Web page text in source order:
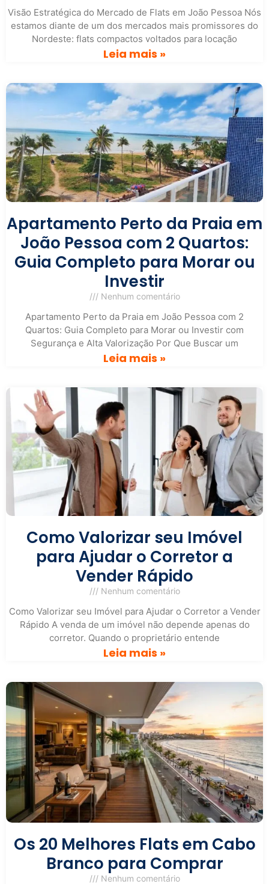
Visão Estratégica do Mercado de Flats em João Pessoa Nós
estamos diante de um dos mercados mais promissores do
Nordeste: flats compactos voltados para locação
Leia mais »
Apartamento Perto da Praia em
João Pessoa com 2 Quartos:
Guia Completo para Morar ou
Investir
Nenhum comentário
Apartamento Perto da Praia em João Pessoa com 2
Quartos: Guia Completo para Morar ou Investir com
Segurança e Alta Valorização Por Que Buscar um
Leia mais »
Como Valorizar seu Imóvel
para Ajudar o Corretor a
Vender Rápido
Nenhum comentário
Como Valorizar seu Imóvel para Ajudar o Corretor a Vender
Rápido A venda de um imóvel não depende apenas do
corretor. Quando o proprietário entende
Leia mais »
Os 20 Melhores Flats em Cabo
Branco para Comprar
Nenhum comentário